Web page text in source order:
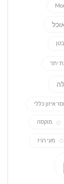
בטן
יתר
איזון כללי
מוקסה
מעי רגיז